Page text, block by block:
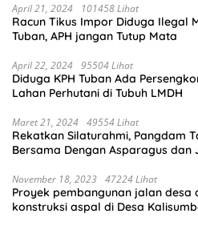
April 21, 2024 101458 Lihat
Racun Tikus Impor Diduga Ilegal
Tuban, APH jangan Tutup Mata
April 22, 2024 95504 Lihat
Diduga KPH Tuban Ada
Lahan Perhutani di Tubuh LMDH
Maret 21, 2024 49554 Lihat
Rekatkan Silaturahmi, Pangdam
Bersama Dengan Asparagus dan
November 18, 2023 47224 Lihat
Proyek pembangunan jalan desa
konstruksi aspal di Desa